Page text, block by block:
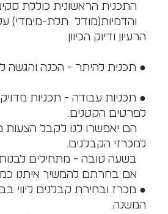
התכנית הראשונית כוללת
והדמיות(מודל תלת-מימדי)
הרעיון ודיוק הכיוון.
● תכנית להיתר - הכנה והגשה
● תכניות עבודה - תכניות
לפרטים הקטנים.
הם יאפשרו לנו לקבל הצעות
למכרזי הקבלנים.
בשעה טובה - מתחילים
אם בחרתם להמשיך איתנו
● מכרז ובחירת קבלנים ליווי
המשנה.